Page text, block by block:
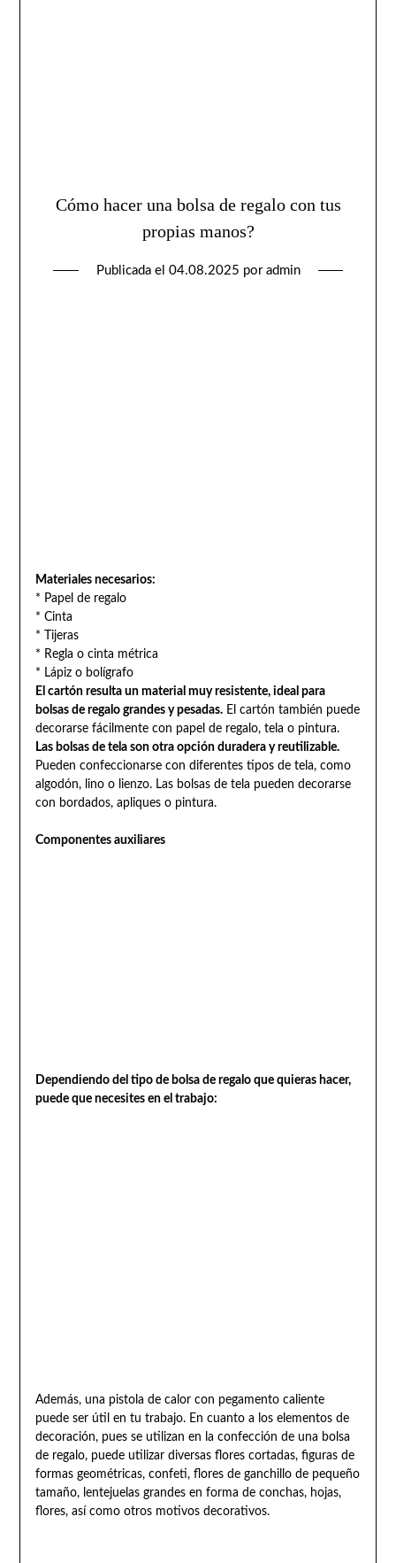
Cómo hacer una bolsa de regalo con tus
propias manos?
Publicada el 04.08.2025 por admin
Materiales necesarios:
* Papel de regalo
* Cinta
* Tijeras
* Regla o cinta métrica
* Lápiz o bolígrafo
El cartón resulta un material muy resistente, ideal para
bolsas de regalo grandes y pesadas.El cartón también puede
decorarse fácilmente con papel de regalo, tela o pintura.
Las bolsas de tela son otra opción duradera y reutilizable.
Pueden confeccionarse con diferentes tipos de tela, como
algodón, lino o lienzo. Las bolsas de tela pueden decorarse
con bordados, apliques o pintura.
Componentes auxiliares
Dependiendo del tipo de bolsa de regalo que quieras hacer,
puede que necesites en el trabajo:
Además, una pistola de calor con pegamento caliente
puede ser útil en tu trabajo. En cuanto a los elementos de
decoración, pues se utilizan en la confección de una bolsa
de regalo, puede utilizar diversas flores cortadas, figuras de
formas geométricas, confeti, flores de ganchillo de pequeño
tamaño, lentejuelas grandes en forma de conchas, hojas,
flores, así como otros motivos decorativos.